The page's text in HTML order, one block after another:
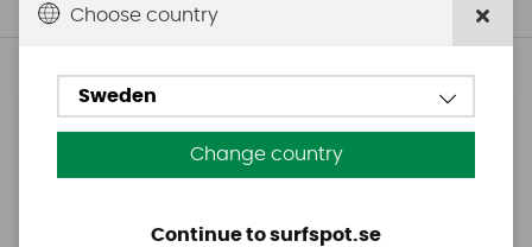
Andra köpte även
Aquasure FD
Choose country
Sweden
Change country
Continue to surfspot.se